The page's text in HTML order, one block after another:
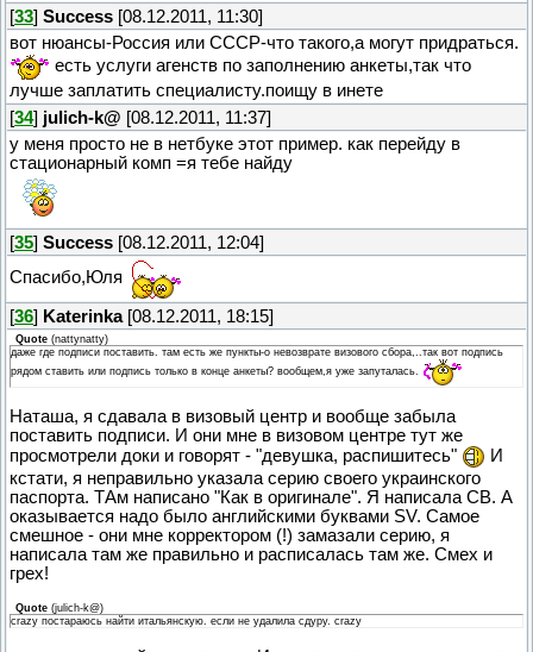
[33] Success [08.12.2011, 11:30]
вот нюансы-Россия или СССР-что такого,а могут придраться.
есть услуги агенств по заполнению анкеты,так что
лучше заплатить специалисту.поищу в инете
[34] julich-k@ [08.12.2011, 11:37]
у меня просто не в нетбуке этот пример. как перейду в
стационарный комп =я тебе найду
[35] Success [08.12.2011, 12:04]
Спасибо,Юля
[36] Katerinka[08.12.2011, 18:15]
Quote (nattynatty)
даже где подписи поставить. там есть же пункты-о невозврате визового сбора,..так вот подпись
рядом ставить или подпись только в конце анкеты? вообщем,я уже запуталась.
Наташа, я сдавала в визовый центр и вообще забыла
поставить подписи. И они мне в визовом центре тут же
просмотрели доки и говорят - "девушка, распишитесь"
И
кстати, я неправильно указала серию своего украинского
паспорта. ТАм написано "Как в оригинале". Я написала СВ. А
оказывается надо было английскими буквами SV. Самое
смешное - они мне корректором (!) замазали серию, я
написала там же правильно и расписалась там же. Смех и
грех!
Quote (julich-k@)
crazy постараюсь найти итальянскую. если не удалила сдуру. crazy